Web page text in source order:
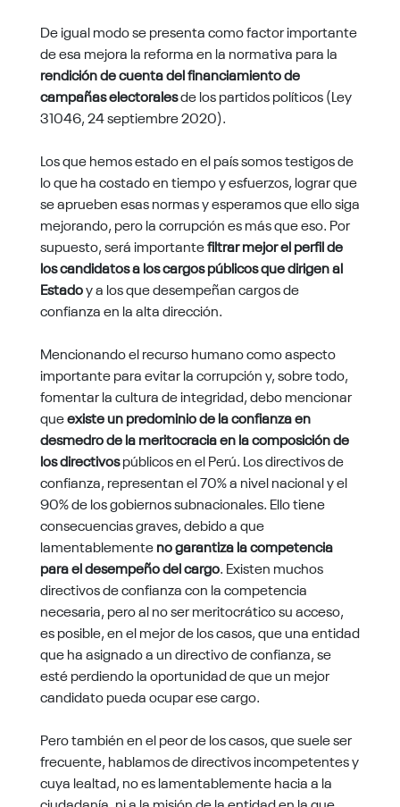
De igual modo se presenta como factor importante
de esa mejora la reforma en la normativa para la
rendición de cuenta del financiamiento de
campañas electoralesde los partidos políticos (Ley
31046, 24 septiembre 2020).
Los que hemos estado en el país somos testigos de
lo que ha costado en tiempo y esfuerzos, lograr que
se aprueben esas normas y esperamos que ello siga
mejorando, pero la corrupción es más que eso. Por
supuesto, será importantefiltrar mejor el perfil de
los candidatos a los cargos públicos que dirigen al
Estadoy a los que desempeñan cargos de
confianza en la alta dirección.
Mencionando el recurso humano como aspecto
importante para evitar la corrupción y, sobre todo,
fomentar la cultura de integridad, debo mencionar
queexiste un predominio de la confianza en
desmedro de la meritocracia en la composición de
los directivospúblicos en el Perú. Los directivos de
confianza, representan el 70% a nivel nacional y el
90% de los gobiernos subnacionales. Ello tiene
consecuencias graves, debido a que
lamentablementeno garantiza la competencia
para el desempeño del cargo. Existen muchos
directivos de confianza con la competencia
necesaria, pero al no ser meritocrático su acceso,
es posible, en el mejor de los casos, que una entidad
que ha asignado a un directivo de confianza, se
esté perdiendo la oportunidad de que un mejor
candidato pueda ocupar ese cargo.
Pero también en el peor de los casos, que suele ser
frecuente, hablamos de directivos incompetentes y
cuya lealtad, no es lamentablemente hacia a la